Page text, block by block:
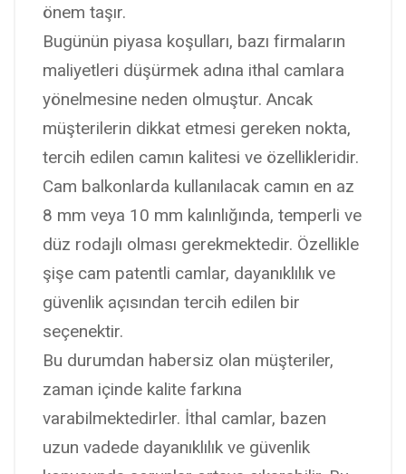
önem taşır.
Bugünün piyasa koşulları, bazı firmaların
maliyetleri düşürmek adına ithal camlara
yönelmesine neden olmuştur. Ancak
müşterilerin dikkat etmesi gereken nokta,
tercih edilen camın kalitesi ve özellikleridir.
Cam balkonlarda kullanılacak camın en az
8 mm veya 10 mm kalınlığında, temperli ve
düz rodajlı olması gerekmektedir. Özellikle
şişe cam patentli camlar, dayanıklılık ve
güvenlik açısından tercih edilen bir
seçenektir.
Bu durumdan habersiz olan müşteriler,
zaman içinde kalite farkına
varabilmektedirler. İthal camlar, bazen
uzun vadede dayanıklılık ve güvenlik